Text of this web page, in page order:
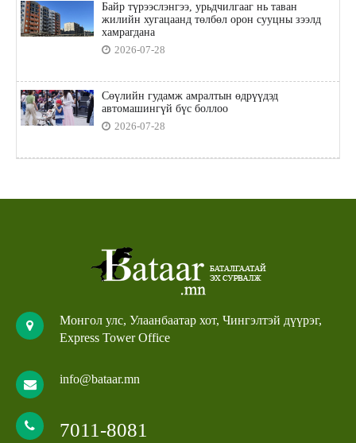
Байр түрээслэнгээ, урьдчилгааг нь таван
жилийн хугацаанд төлбөл орон сууцны зээлд
хамрагдана
2026-07-28
Сөүлийн гудамж амралтын өдрүүдэд
автомашингүй бүс боллоо
2026-07-28
Монгол улс, Улаанбаатар хот, Чингэлтэй дүүрэг,
Express Tower Office
info@bataar.mn
7011-8081